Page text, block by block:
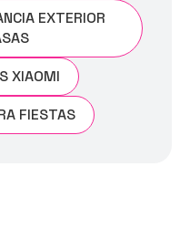
EXTERIOR
XIAOMI
FIESTAS